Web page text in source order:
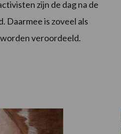
zijn de dag na de
Daarmee is zoveel als
veroordeeld.